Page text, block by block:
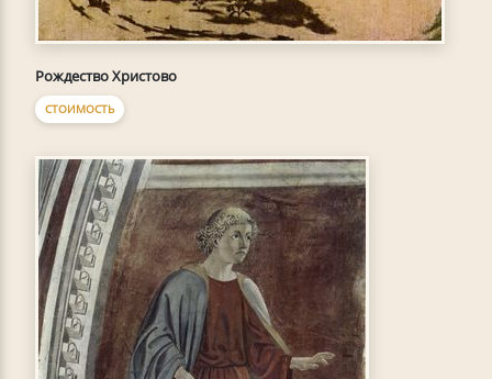
Рождество Христово
СТОИМОСТЬ